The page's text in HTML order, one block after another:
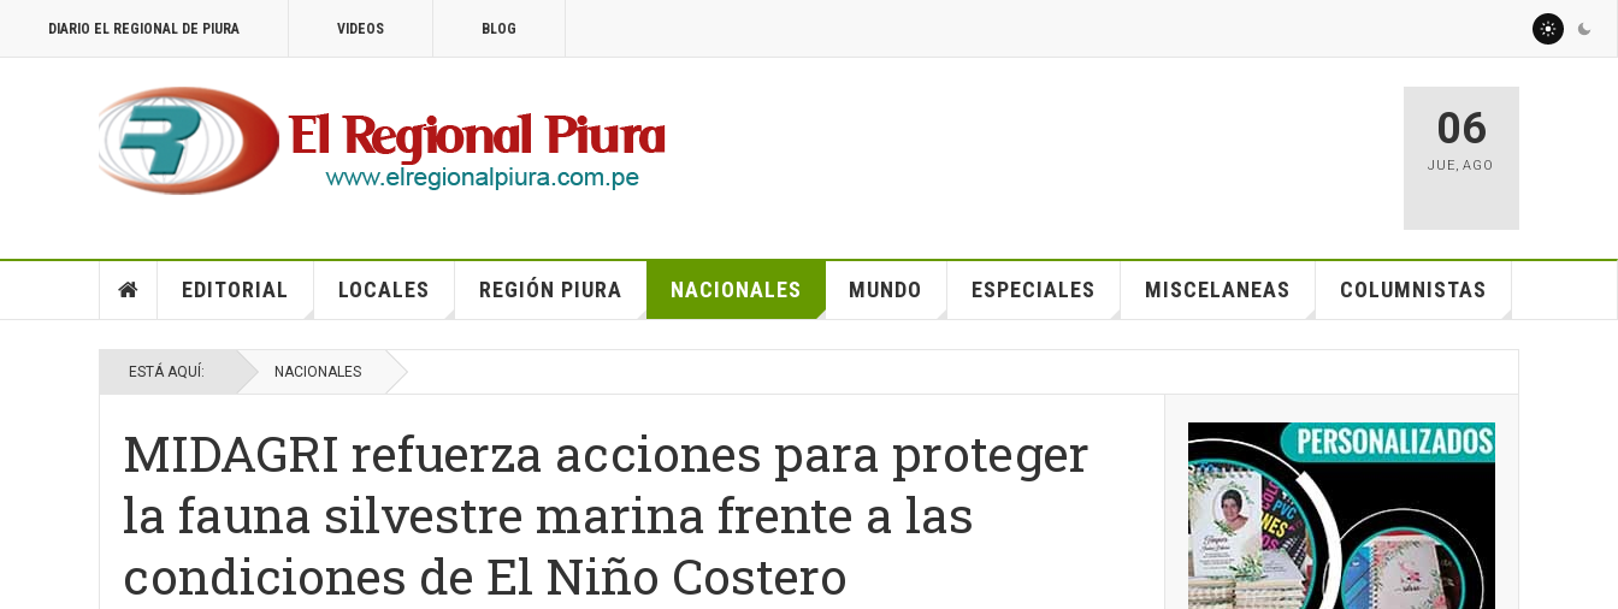
DIARIO EL REGIONAL DE PIURA VIDEOS BLOG
06
JUE,AGO
EDITORIAL LOCALES REGIÓN PIURA NACIONALES MUNDO ESPECIALES MISCELANEAS COLUMNISTAS
ESTÁ AQUÍ: NACIONALES
MIDAGRI refuerza acciones para proteger
la fauna silvestre marina frente a las
condiciones de El Niño Costero